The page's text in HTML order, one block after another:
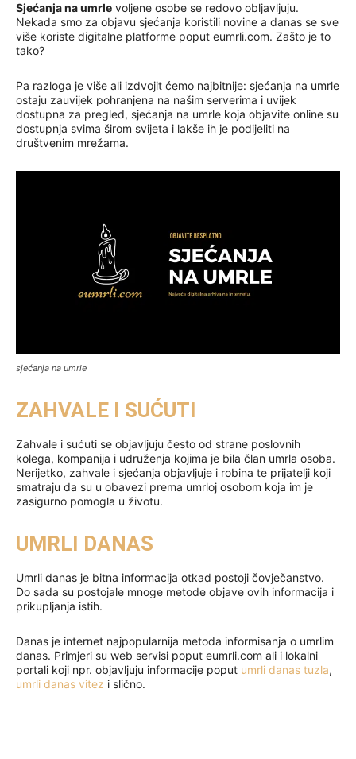
Sjećanja na umrle voljene osobe se redovo obljavljuju.
Nekada smo za objavu sjećanja koristili novine a danas se sve
više koriste digitalne platforme poput eumrli.com. Zašto je to
tako?
Pa razloga je više ali izdvojit ćemo najbitnije: sjećanja na umrle
ostaju zauvijek pohranjena na našim serverima i uvijek
dostupna za pregled, sjećanja na umrle koja objavite online su
dostupnja svima širom svijeta i lakše ih je podijeliti na
društvenim mrežama.
sjećanja na umrle
ZAHVALE I SUĆUTI
Zahvale i sućuti se objavljuju često od strane poslovnih
kolega, kompanija i udruženja kojima je bila član umrla osoba.
Nerijetko, zahvale i sjećanja objavljuje i robina te prijatelji koji
smatraju da su u obavezi prema umrloj osobom koja im je
zasigurno pomogla u životu.
UMRLI DANAS
Umrli danas je bitna informacija otkad postoji čovječanstvo.
Do sada su postojale mnoge metode objave ovih informacija i
prikupljanja istih.
Danas je internet najpopularnija metoda informisanja o umrlim
danas. Primjeri su web servisi poput eumrli.com ali i lokalni
portali koji npr. objavljuju informacije poput umrli danas tuzla,
umrli danas vitez i slično.